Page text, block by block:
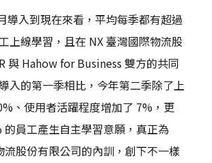
導入到現在來看，平均每季都有超過
上線學習，且在 NX 臺灣國際物流股
與 Hahow for Business 雙方的共同
入的第一季相比，今年第二季除了上
、使用者活躍程度增加了 7%，更
的員工產生自主學習意願，真正為
流股份有限公司的內訓，創下不一樣